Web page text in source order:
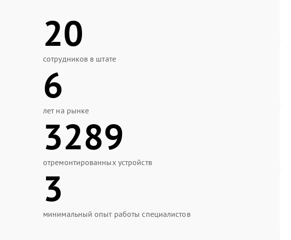
20
сотрудников в штате
6
лет на рынке
3289
отремонтированных устройств
3
минимальный опыт работы специалистов